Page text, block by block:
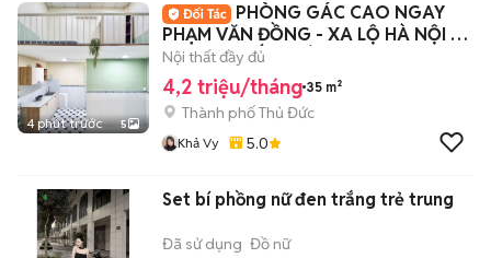
4 phút trước 5
PHÒNG GÁC CAO NGAY
PHẠM VĂN ĐỒNG - XA LỘ HÀ NỘI -
ĐẠI HỌC KIẾN TRÚC
Nội thất đầy đủ
4,2 triệu/tháng 35 m²
Thành phố Thủ Đức
Khả Vy 5.0
Set bí phồng nữ đen trắng trẻ trung
Đã sử dụng Đồ nữ